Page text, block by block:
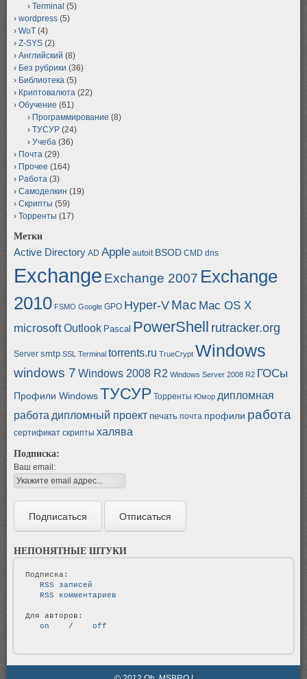
Terminal (5)
wordpress (5)
WoT (4)
Z-SYS (2)
Английский (8)
Без рубрики (36)
Библиотека (5)
Криптовалюта (22)
Обучение (61)
Программирование (8)
ТУСУР (24)
Учеба (36)
Почта (29)
Прочее (164)
Работа (3)
Самоделкин (19)
Скрипты (59)
Торренты (17)
Метки
Active Directory AD Apple autoit BSOD CMD dns
Exchange Exchange 2007 Exchange
2010 FSMO Google GPO Hyper-V Mac Mac OS X
microsoftOutlook Pascal PowerShell rutracker.org
Server smtp SSL Terminal torrents.ru TrueCrypt Windows
windows 7 Windows 2008 R2 Windows Server 2008 R2 ГОСы
Профили WindowsТУСУР Торренты Юмор дипломная
работа дипломный проект печать почта профили работа
сертификат скрипты халява
Подписка:
Ваш email:
НЕПОНЯТНЫЕ ШТУКИ
   RSS записей
   RSS комментариев
   on
/
   off